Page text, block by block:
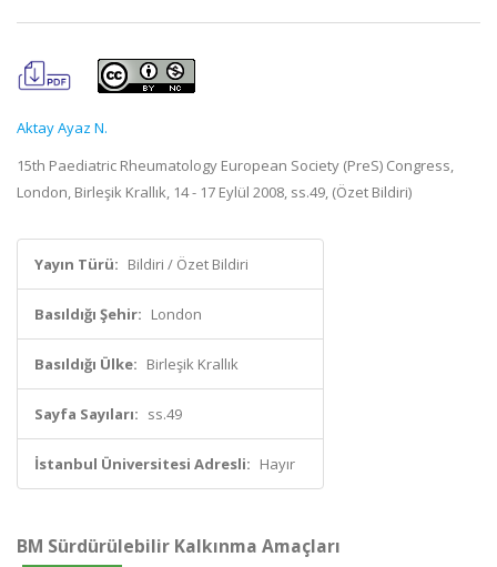
Aktay Ayaz N.
15th Paediatric Rheumatology European Society (PreS) Congress,
London, Birleşik Krallık, 14 - 17 Eylül 2008, ss.49, (Özet Bildiri)
Yayın Türü: Bildiri / Özet Bildiri
Basıldığı Şehir: London
Basıldığı Ülke: Birleşik Krallık
Sayfa Sayıları: ss.49
İstanbul Üniversitesi Adresli: Hayır
BM Sürdürülebilir Kalkınma Amaçları